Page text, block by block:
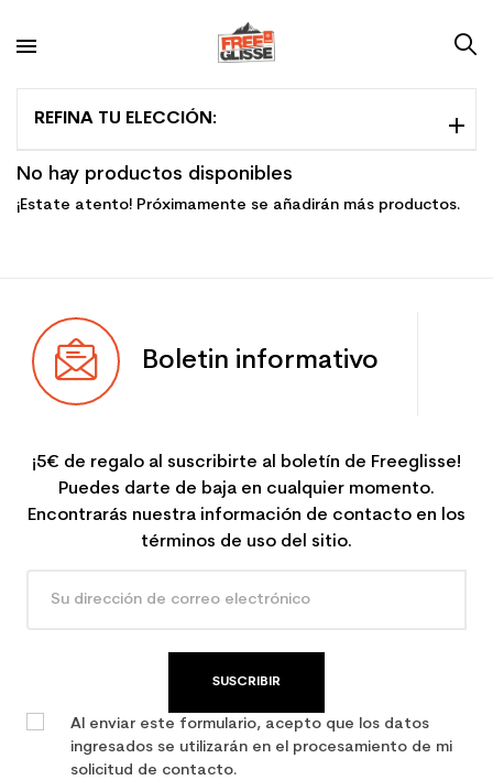
REFINA TU ELECCIÓN:
No hay productos disponibles
¡Estate atento! Próximamente se añadirán más productos.
Boletin informativo
¡5€ de regalo al suscribirte al boletín de Freeglisse!
Puedes darte de baja en cualquier momento.
Encontrarás nuestra información de contacto en los
términos de uso del sitio.
SUSCRIBIR
Al enviar este formulario, acepto que los datos
ingresados se utilizarán en el procesamiento de mi
solicitud de contacto.